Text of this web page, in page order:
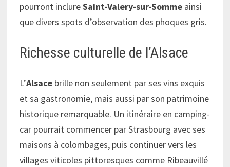
pourront inclureSaint-Valery-sur-Somme ainsi
que divers spots d’observation des phoques gris.
Richesse culturelle de l’Alsace
L’Alsace brille non seulement par ses vins exquis
et sa gastronomie, mais aussi par son patrimoine
historique remarquable. Un itinéraire en camping-
car pourrait commencer par Strasbourg avec ses
maisons à colombages, puis continuer vers les
villages viticoles pittoresques comme Ribeauvillé